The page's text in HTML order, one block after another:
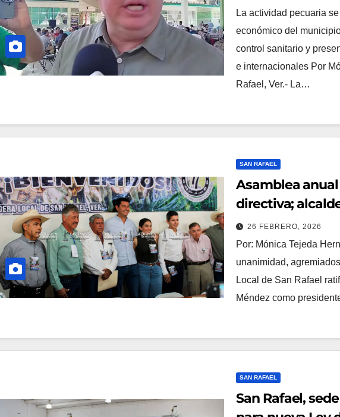
La actividad pecuaria
económico del
control sanitario y
e internacionales Por
Rafael, Ver.- La…
SAN RAFAEL
Asamblea
directiva;
importancia del
la proyección
municipio
26 FEBRERO, 2026
Por: Mónica Tejeda
unanimidad,
Local de San Rafael
Méndez como
SAN RAFAEL
San Rafael,